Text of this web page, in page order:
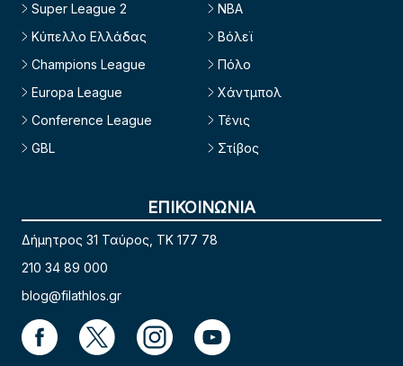
Super League 2
Κύπελλο Ελλάδας
Champions League
Europa League
Conference League
GBL
NBA
Βόλεϊ
Πόλο
Χάντμπολ
Τένις
Στίβος
ΕΠΙΚΟΙΝΩΝΙΑ
Δήμητρος 31 Ταύρος, TK 177 78
210 34 89 000
blog@filathlos.gr